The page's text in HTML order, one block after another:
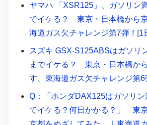
ヤマハ 「XSR125」、ガソリン
でイケる？ 東京・日本橋から
海道ガス欠チャレンジ第7弾！[1
スズキ GSX-S125ABSはガソリ
までイケる？ 東京・日本橋か
す、東海道ガス欠チャレンジ第6
Q：「ホンダDAX125はガソリン
でイケる？何日かかる？」 東